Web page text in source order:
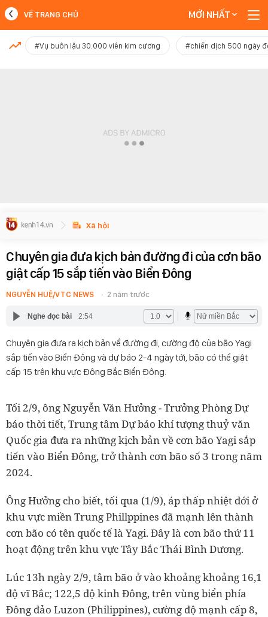
MỚI NHẤT
VỀ TRANG CHỦ MỚI NHẤT
#Vụ buôn lậu 30.000 viên kim cương #chiến dịch 500 ngày
Xã hội
Chuyên gia đưa kịch bản đường đi của cơn bão
giật cấp 15 sắp tiến vào Biển Đông
NGUYỄN HUỆ/VTC NEWS 2 năm trước
Nghe đọc bài 2:54
Chuyên gia đưa ra kịch bản về đường đi, cường độ của bão Yagi
sắp tiến vào Biển Đông và dự báo 2-4 ngày tới, bão có thể giật
cấp 15 trên khu vực Đông Bắc Biển Đông.
Tối 2/9, ông Nguyễn Văn Hưởng - Trưởng Phòng Dự
báo thời tiết, Trung tâm Dự báo khí tượng thuỷ văn
Quốc gia đưa ra những kịch bản về cơn bão Yagi sắp
tiến vào Biển Đông, trở thành cơn bão số 3 trong năm
2024.
Ông Hưởng cho biết, tối qua (1/9), áp thấp nhiệt đới ở
khu vực miền Trung Phillppines đã mạnh lên thành
cơn bão có tên quốc tế là Yagi. Đây là cơn bão thứ 11
hoạt động trên khu vực Tây Bắc Thái Bình Dương.
Lúc 13h ngày 2/9, tâm bão ở vào khoảng khoảng 16,1
độ vĩ Bắc; 122,5 độ kinh Đông, trên vùng biển phía
Đông đảo Luzon (Philippines), cường độ mạnh cấp 8,